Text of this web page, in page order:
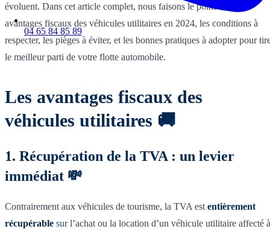
04 65 84 85 89
évoluent. Dans cet article complet, nous faisons le point sur les
avantages fiscaux des véhicules utilitaires en 2024, les conditions à
respecter, les pièges à éviter, et les bonnes pratiques à adopter pour
le meilleur parti de votre flotte automobile.
Les avantages fiscaux des
véhicules utilitaires 🚚
1. Récupération de la TVA : un levier
immédiat 💸
Contrairement aux véhicules de tourisme, la TVA est entièrement
récupérable sur l’achat ou la location d’un véhicule utilitaire affecté à